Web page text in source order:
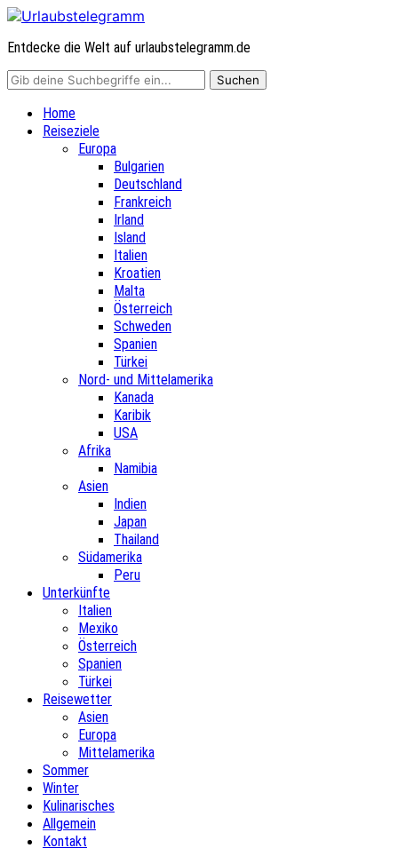
Entdecke die Welt auf urlaubstelegramm.de
Home
Reiseziele
Europa
Bulgarien
Deutschland
Frankreich
Irland
Island
Italien
Kroatien
Malta
Österreich
Schweden
Spanien
Türkei
Nord- und Mittelamerika
Kanada
Karibik
USA
Afrika
Namibia
Asien
Indien
Japan
Thailand
Südamerika
Peru
Unterkünfte
Italien
Mexiko
Österreich
Spanien
Türkei
Reisewetter
Asien
Europa
Mittelamerika
Sommer
Winter
Kulinarisches
Allgemein
Kontakt